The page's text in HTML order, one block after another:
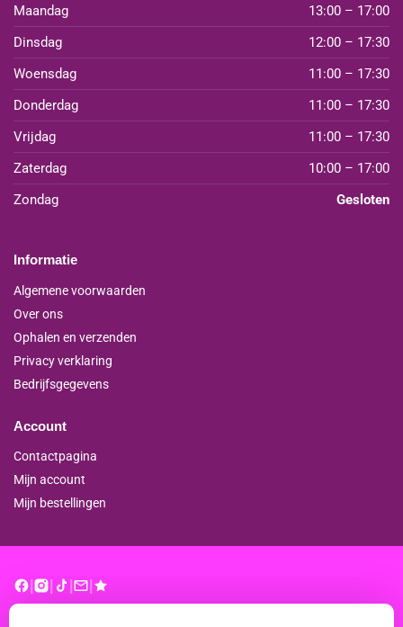
Maandag
13:00 – 17:00
Dinsdag
12:00 – 17:30
Woensdag
11:00 – 17:30
Donderdag
11:00 – 17:30
Vrijdag
11:00 – 17:30
Zaterdag
10:00 – 17:00
Zondag
Gesloten
Informatie
Algemene voorwaarden
Over ons
Ophalen en verzenden
Privacy verklaring
Bedrijfsgegevens
Account
Contactpagina
Mijn account
Mijn bestellingen